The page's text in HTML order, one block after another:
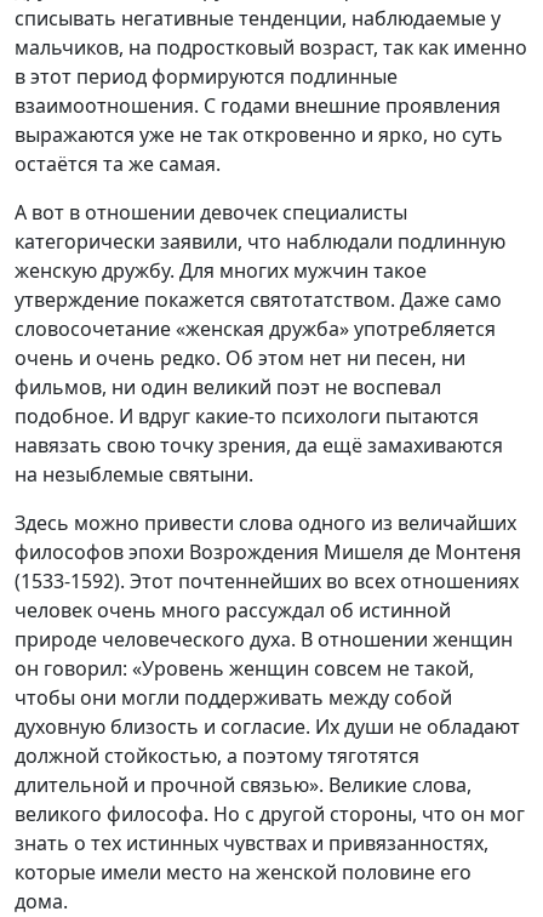
списывать негативные тенденции, наблюдаемые у
мальчиков, на подростковый возраст, так как именно
в этот период формируются подлинные
взаимоотношения. С годами внешние проявления
выражаются уже не так откровенно и ярко, но суть
остаётся та же самая.
А вот в отношении девочек специалисты
категорически заявили, что наблюдали подлинную
женскую дружбу. Для многих мужчин такое
утверждение покажется святотатством. Даже само
словосочетание «женская дружба» употребляется
очень и очень редко. Об этом нет ни песен, ни
фильмов, ни один великий поэт не воспевал
подобное. И вдруг какие-то психологи пытаются
навязать свою точку зрения, да ещё замахиваются
на незыблемые святыни.
Здесь можно привести слова одного из величайших
философов эпохи Возрождения Мишеля де Монтеня
(1533-1592). Этот почтеннейших во всех отношениях
человек очень много рассуждал об истинной
природе человеческого духа. В отношении женщин
он говорил: «Уровень женщин совсем не такой,
чтобы они могли поддерживать между собой
духовную близость и согласие. Их души не обладают
должной стойкостью, а поэтому тяготятся
длительной и прочной связью». Великие слова,
великого философа. Но с другой стороны, что он мог
знать о тех истинных чувствах и привязанностях,
которые имели место на женской половине его
дома.